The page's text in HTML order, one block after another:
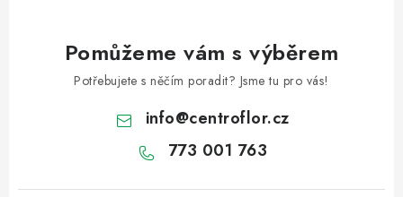
Pomůžeme vám s výběrem
Potřebujete s něčím poradit? Jsme tu pro vás!
info@centroflor.cz
773 001 763